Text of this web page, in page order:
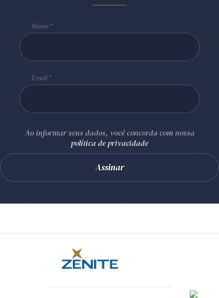
Nome
Email
Ao informar seus dados, você concorda com nossa
política de privacidade